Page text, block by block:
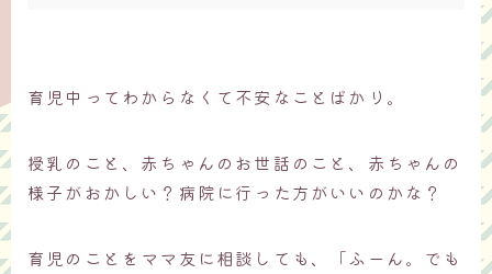
育児中ってわからなくて不安なことばかり。
授乳のこと、赤ちゃんのお世話のこと、赤ちゃんの
様子がおかしい？病院に行った方がいいのかな？
育児のことをママ友に相談しても、「ふーん。でも